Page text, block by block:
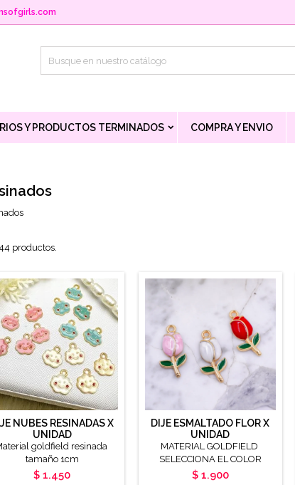
Y PRODUCTOS TERMINADOS COMPRA Y ENVIO
productos.
NUBES RESINADAS X
UNIDAD
goldfield resinada
tamaño 1cm
Precio
$ 1.450
DIJE ESMALTADO FLOR X
UNIDAD
MATERIAL GOLDFIELD
SELECCIONA EL COLOR
TAMAÑO 22MM
Precio
$ 1.900